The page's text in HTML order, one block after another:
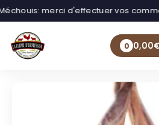
merci d'effectuer vos
0 0,00